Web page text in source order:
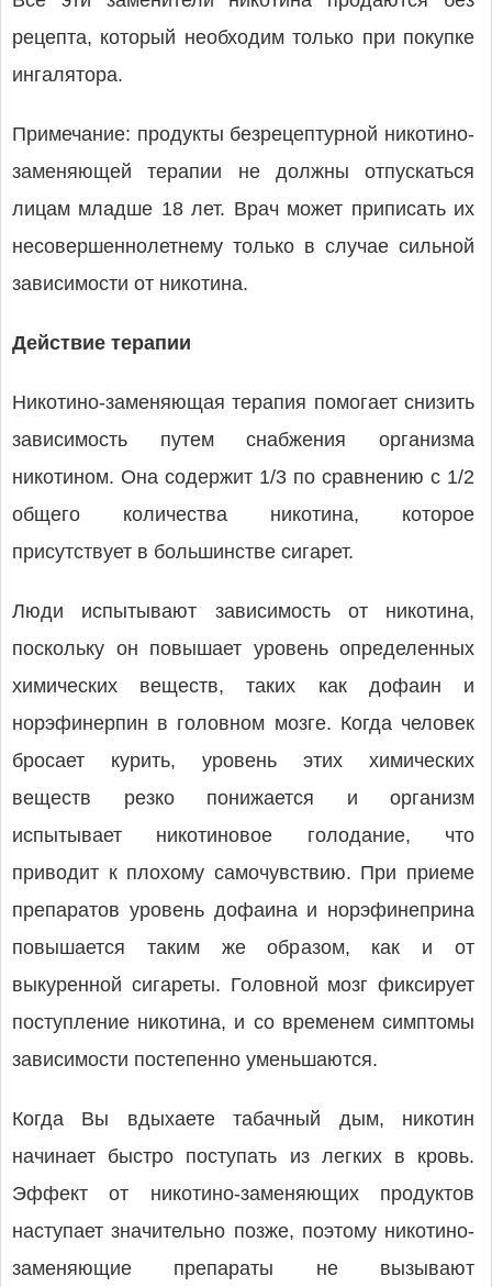
рецепта, который необходим только при покупке
ингалятора.
Примечание: продукты безрецептурной никотино-
заменяющей терапии не должны отпускаться
лицам младше 18 лет. Врач может приписать их
несовершеннолетнему только в случае сильной
зависимости от никотина.
Действие терапии
Никотино-заменяющая терапия помогает снизить
зависимость путем снабжения организма
никотином. Она содержит 1/3 по сравнению с 1/2
общего количества никотина, которое
присутствует в большинстве сигарет.
Люди испытывают зависимость от никотина,
поскольку он повышает уровень определенных
химических веществ, таких как дофаин и
норэфинерпин в головном мозге. Когда человек
бросает курить, уровень этих химических
веществ резко понижается и организм
испытывает никотиновое голодание, что
приводит к плохому самочувствию. При приеме
препаратов уровень дофаина и норэфинеприна
повышается таким же образом, как и от
выкуренной сигареты. Головной мозг фиксирует
поступление никотина, и со временем симптомы
зависимости постепенно уменьшаются.
Когда Вы вдыхаете табачный дым, никотин
начинает быстро поступать из легких в кровь.
Эффект от никотино-заменяющих продуктов
наступает значительно позже, поэтому никотино-
заменяющие препараты не вызывают